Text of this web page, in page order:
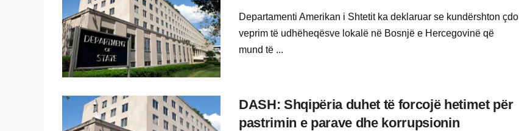
Departamenti Amerikan i Shtetit ka deklaruar se kundërshton çdo
veprim të udhëheqësve lokalë në Bosnjë e Hercegovinë që
mund të ...
DASH: Shqipëria duhet të forcojë hetimet për
pastrimin e parave dhe korrupsionin